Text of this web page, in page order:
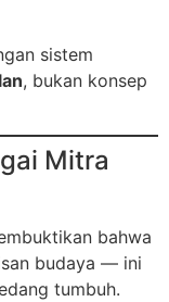
sistem
, bukan konsep
Mitra
bahwa
budaya — ini
tumbuh.